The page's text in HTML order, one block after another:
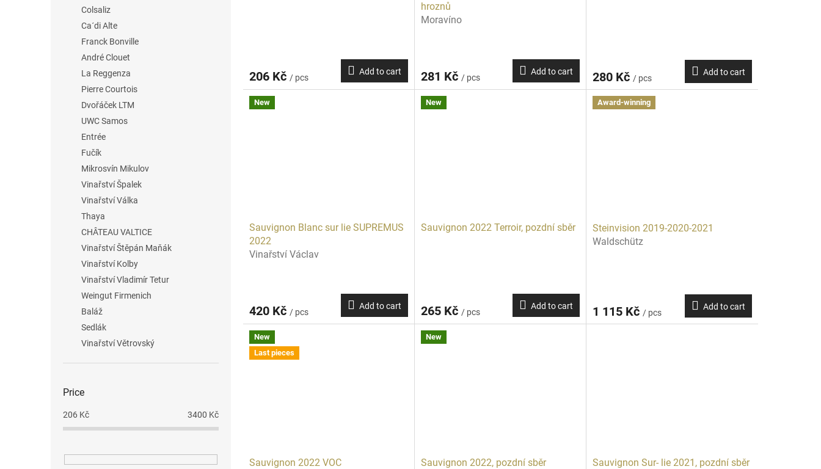
Colsaliz
Ca´di Alte
Franck Bonville
André Clouet
La Reggenza
Pierre Courtois
Dvořáček LTM
UWC Samos
Entrée
Fučík
Mikrosvín Mikulov
Vinařství Špalek
Vinařství Válka
Thaya
CHÂTEAU VALTICE
Vinařství Štěpán Maňák
Vinařství Kolby
Vinařství Vladimír Tetur
Weingut Firmenich
Baláž
Sedlák
Vinařství Větrovský
Price
206 Kč 3400 Kč
206 Kč / pcs
Add to cart
hroznů
Moravíno
281 Kč / pcs
Add to cart 280 Kč / pcs
Add to cart
New
Sauvignon Blanc sur lie SUPREMUS
2022
Vinařství Václav
420 Kč / pcs
Add to cart
New
Sauvignon 2022 Terroir, pozdní sběr
265 Kč / pcs
Add to cart
Award-winning
Steinvision 2019-2020-2021
Waldschütz
1 115 Kč / pcs
Add to cart
New
Last pieces
Sauvignon 2022 VOC
New
Sauvignon 2022, pozdní sběr
Sauvignon Sur- lie 2021, pozdní sběr